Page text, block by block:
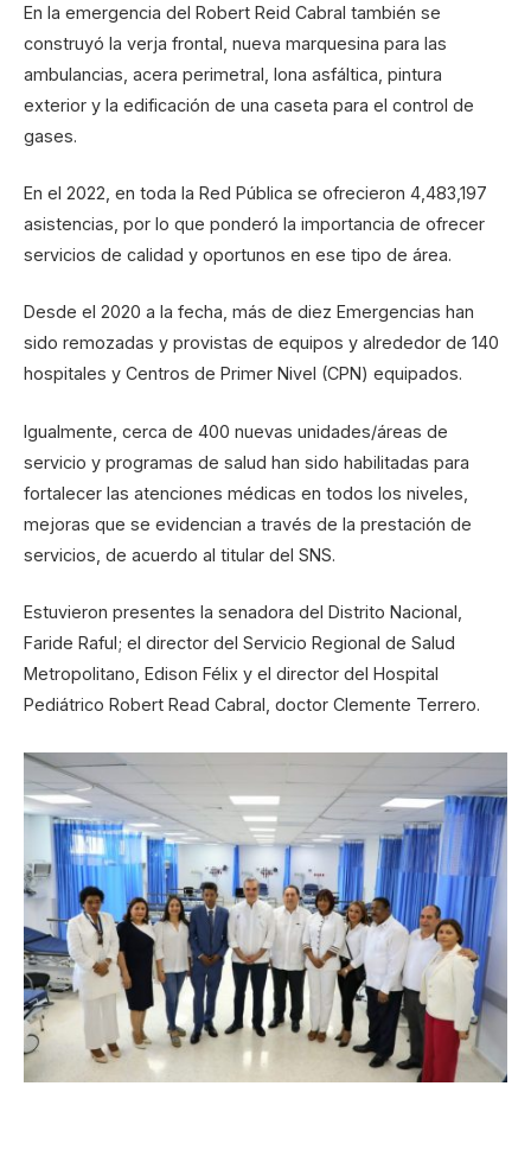
En la emergencia del Robert Reid Cabral también se
construyó la verja frontal, nueva marquesina para las
ambulancias, acera perimetral, lona asfáltica, pintura
exterior y la edificación de una caseta para el control de
gases.
En el 2022, en toda la Red Pública se ofrecieron 4,483,197
asistencias, por lo que ponderó la importancia de ofrecer
servicios de calidad y oportunos en ese tipo de área.
Desde el 2020 a la fecha, más de diez Emergencias han
sido remozadas y provistas de equipos y alrededor de 140
hospitales y Centros de Primer Nivel (CPN) equipados.
Igualmente, cerca de 400 nuevas unidades/áreas de
servicio y programas de salud han sido habilitadas para
fortalecer las atenciones médicas en todos los niveles,
mejoras que se evidencian a través de la prestación de
servicios, de acuerdo al titular del SNS.
Estuvieron presentes la senadora del Distrito Nacional,
Faride Raful; el director del Servicio Regional de Salud
Metropolitano, Edison Félix y el director del Hospital
Pediátrico Robert Read Cabral, doctor Clemente Terrero.